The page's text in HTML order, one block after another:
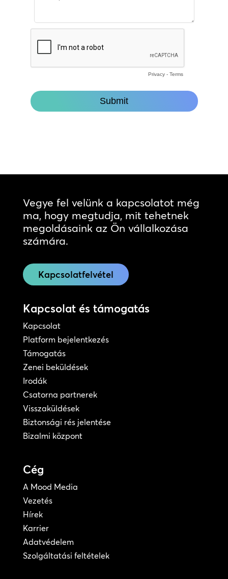
Vegye fel velünk a kapcsolatot még
ma, hogy megtudja, mit tehetnek
megoldásaink az Ön vállalkozása
számára.
Kapcsolatfelvétel
Kapcsolat és támogatás
Kapcsolat
Platform bejelentkezés
Támogatás
Zenei beküldések
Irodák
Csatorna partnerek
Visszaküldések
Biztonsági rés jelentése
Bizalmi központ
Cég
A Mood Media
Vezetés
Hírek
Karrier
Adatvédelem
Szolgáltatási feltételek